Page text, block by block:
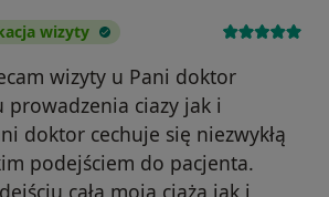
wizyty
wizyty u Pani doktor
prowadzenia ciazy jak i
doktor cechuje się niezwykłą
podejściem do pacjenta.
cała moja ciąża jak i